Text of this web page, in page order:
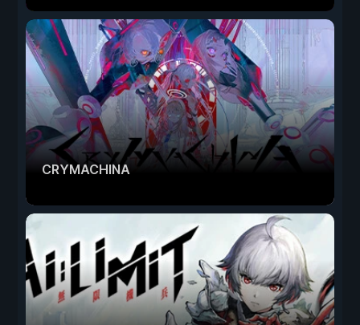
CRYMACHINA